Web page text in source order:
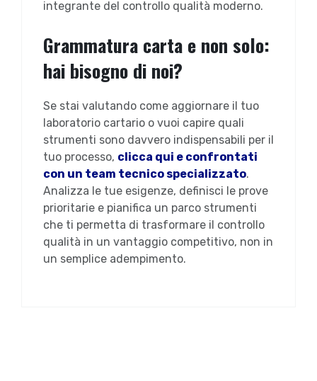
integrante del controllo qualità moderno.
Grammatura carta e non solo:
hai bisogno di noi?
Se stai valutando come aggiornare il tuo
laboratorio cartario o vuoi capire quali
strumenti sono davvero indispensabili per il
tuo processo, clicca qui e confrontati
con un team tecnico specializzato.
Analizza le tue esigenze, definisci le prove
prioritarie e pianifica un parco strumenti
che ti permetta di trasformare il controllo
qualità in un vantaggio competitivo, non in
un semplice adempimento.